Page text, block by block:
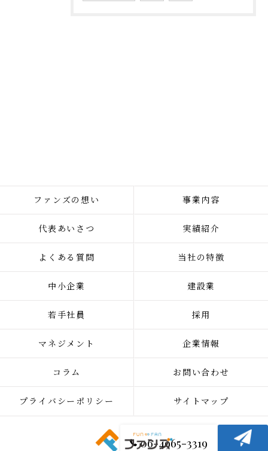
06-4965-3319
ファンズの想い 事業内容
代表あいさつ 実績紹介
よくある質問 当社の特徴
中小企業 建設業
若手社員 採用
マネジメント 企業情報
コラム お問い合わせ
プライバシーポリシー サイトマップ